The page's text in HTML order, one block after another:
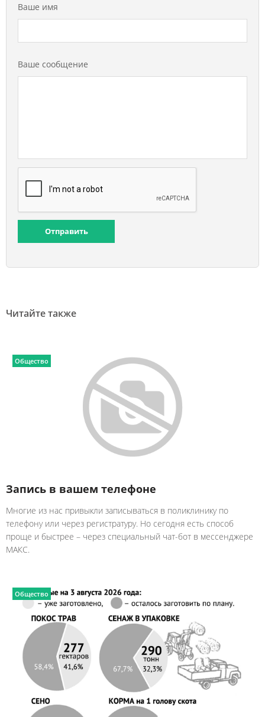
Ваше имя
Ваше сообщение
Отправить
Читайте также
Общество
Запись в вашем телефоне
Многие из нас привыкли записываться в поликлинику по
телефону или через регистратуру. Но сегодня есть способ
проще и быстрее – через специальный чат-бот в мессенджере
MAКС.
Общество